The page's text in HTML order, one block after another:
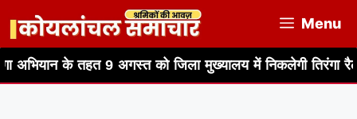
content
Menu
तहत 9 अगस्त को जिला मुख्यालय में निकलेगी तिरंगा रैली हर घर